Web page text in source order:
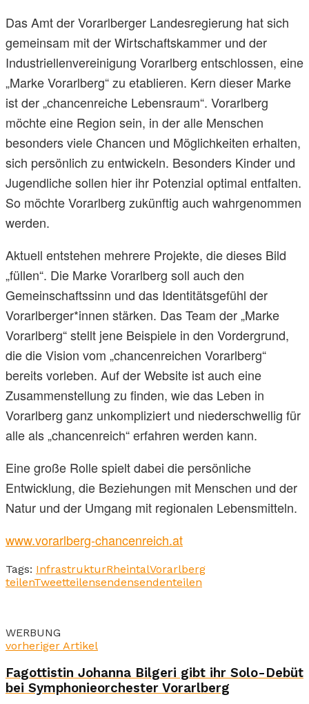
Das Amt der Vorarlberger Landesregierung hat sich
gemeinsam mit der Wirtschaftskammer und der
Industriellenvereinigung Vorarlberg entschlossen, eine
„Marke Vorarlberg“ zu etablieren. Kern dieser Marke
ist der „chancenreiche Lebensraum“. Vorarlberg
möchte eine Region sein, in der alle Menschen
besonders viele Chancen und Möglichkeiten erhalten,
sich persönlich zu entwickeln. Besonders Kinder und
Jugendliche sollen hier ihr Potenzial optimal entfalten.
So möchte Vorarlberg zukünftig auch wahrgenommen
werden.
Aktuell entstehen mehrere Projekte, die dieses Bild
„füllen“. Die Marke Vorarlberg soll auch den
Gemeinschaftssinn und das Identitätsgefühl der
Vorarlberger*innen stärken. Das Team der „Marke
Vorarlberg“ stellt jene Beispiele in den Vordergrund,
die die Vision vom „chancenreichen Vorarlberg“
bereits vorleben. Auf der Website ist auch eine
Zusammenstellung zu finden, wie das Leben in
Vorarlberg ganz unkompliziert und niederschwellig für
alle als „chancenreich“ erfahren werden kann.
Eine große Rolle spielt dabei die persönliche
Entwicklung, die Beziehungen mit Menschen und der
Natur und der Umgang mit regionalen Lebensmitteln.
www.vorarlberg-chancenreich.at
Tags: InfrastrukturRheintalVorarlberg
teilenTweetteilensendensendenteilen
WERBUNG
vorheriger Artikel
Fagottistin Johanna Bilgeri gibt ihr Solo-Debüt
bei Symphonieorchester Vorarlberg